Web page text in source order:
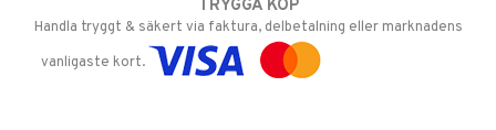
TRYGGA KÖP
Handla tryggt & säkert via faktura, delbetalning eller marknadens
vanligaste kort.